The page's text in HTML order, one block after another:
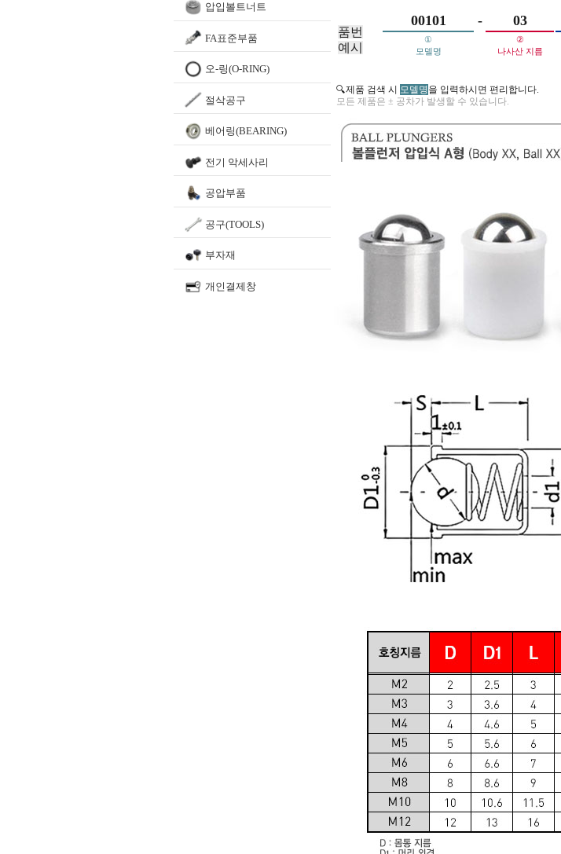
압입볼트너트
FA표준부품
오-링(O-RING)
절삭공구
베어링(BEARING)
전기 악세사리
공압부품
공구(TOOLS)
부자재
개인결제창
품번
예시
00101 - 03
①
모델명
②
나사산 지름
🔍제품 검색 시 모델명을 입력하시면 편리합니다.
모든 제품은 ± 공차가 발생할 수 있습니다.